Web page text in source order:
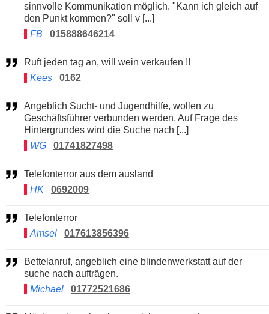
sinnvolle Kommunikation möglich. "Kann ich gleich auf
den Punkt kommen?" soll v [...]
FB
015888646214
Ruft jeden tag an, will wein verkaufen !!
Kees
0162
Angeblich Sucht- und Jugendhilfe, wollen zu
Geschäftsführer verbunden werden. Auf Frage des
Hintergrundes wird die Suche nach [...]
WG
01741827498
Telefonterror aus dem ausland
HK
0692009
Telefonterror
Amsel
017613856396
Bettelanruf, angeblich eine blindenwerkstatt auf der
suche nach aufträgen.
Michael
01772521686